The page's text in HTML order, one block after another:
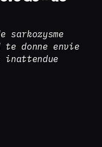
sarkozysme
te donne envie